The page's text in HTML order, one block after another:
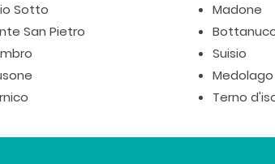
Sotto
San Pietro
Madone
Suisio
Medolago
Terno